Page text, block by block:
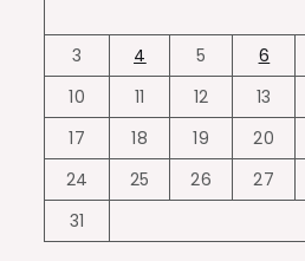
3
4 5 6
10
11 12 13
17
18 19 20
24
25 26 27
31